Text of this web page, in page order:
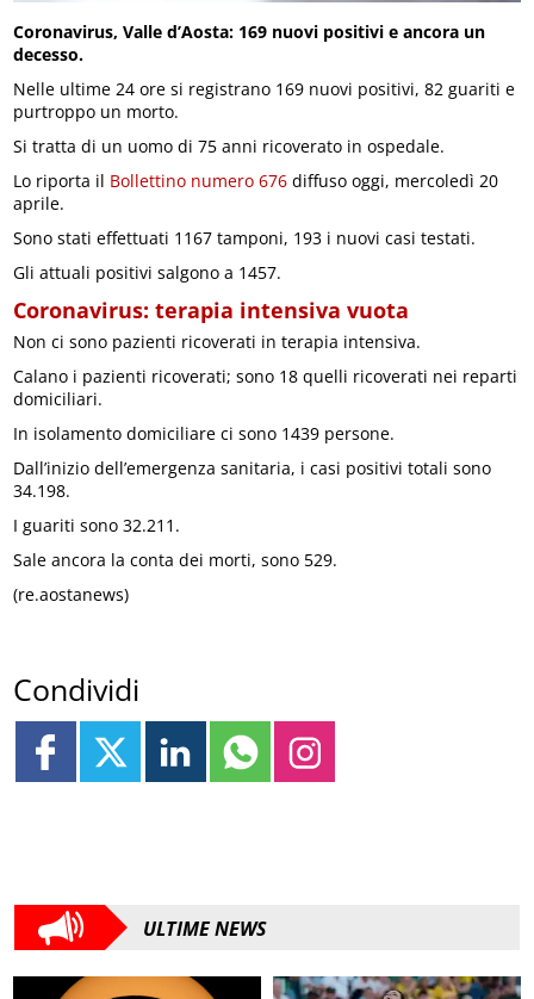
Coronavirus, Valle d’Aosta: 169 nuovi positivi e ancora un
decesso.
Nelle ultime 24 ore si registrano 169 nuovi positivi, 82 guariti e
purtroppo un morto.
Si tratta di un uomo di 75 anni ricoverato in ospedale.
Lo riporta il Bollettino numero 676 diffuso oggi, mercoledì 20
aprile.
Sono stati effettuati 1167 tamponi, 193 i nuovi casi testati.
Gli attuali positivi salgono a 1457.
Coronavirus: terapia intensiva vuota
Non ci sono pazienti ricoverati in terapia intensiva.
Calano i pazienti ricoverati; sono 18 quelli ricoverati nei reparti
domiciliari.
In isolamento domiciliare ci sono 1439 persone.
Dall’inizio dell’emergenza sanitaria, i casi positivi totali sono
34.198.
I guariti sono 32.211.
Sale ancora la conta dei morti, sono 529.
(re.aostanews)
Condividi
ULTIME NEWS